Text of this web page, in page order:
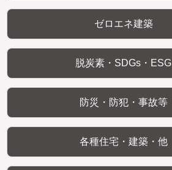
ゼロエネ建築
脱炭素・SDGs・ESG
防災・防犯・事故等
各種住宅・建築・他